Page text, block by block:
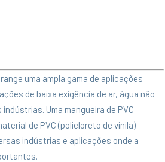
uma ampla gama de aplicações
de baixa exigência de ar, água não
Uma mangueira de PVC
de PVC (policloreto de vinila)
indústrias e aplicações onde a